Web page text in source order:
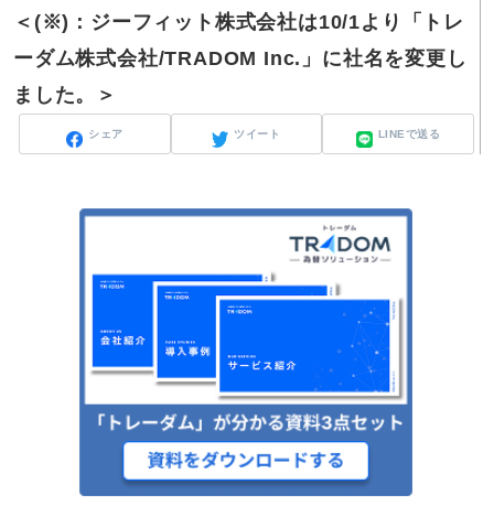
＜(※)：ジーフィット株式会社は10/1より「トレ
ーダム株式会社/TRADOM Inc.」に社名を変更し
ました。＞
シェア ツイート LINEで送る